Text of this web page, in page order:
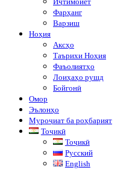
Иҷтимоиёт
Фарҳанг
Варзиш
Ноҳия
Аксҳо
Таърихи Ноҳия
Фаъолиятҳо
Лоиҳаҳо рушд
Бойгонӣ
Омор
Эълонҳо
Муроҷиат ба роҳбарият
Тоҷикӣ
Тоҷикӣ
Русский
English